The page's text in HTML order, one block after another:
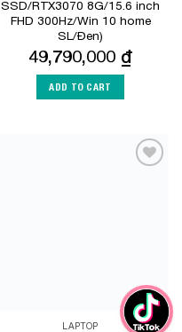
SSD/RTX3070 8G/15.6 inch
FHD 300Hz/Win 10 home
SL/Đen)
49,790,000 ₫
ADD TO CART
LAPTOP